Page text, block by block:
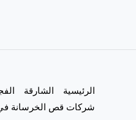
الرئيسية الشارقة
شركات قص الخرسانة في